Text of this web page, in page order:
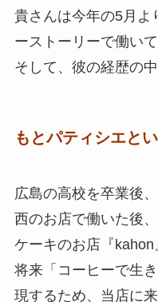
貴さんは今年の5月よ
ーストーリーで働いて
そして、彼の経歴の
もとパティシエと
広島の高校を卒業後
西のお店で働いた後
ケーキのお店『kahon
将来「コーヒーで生
現するため、当店に